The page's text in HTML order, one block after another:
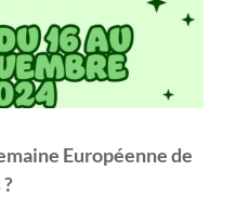
Européenne de